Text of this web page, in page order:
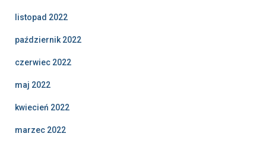
listopad 2022
październik 2022
czerwiec 2022
maj 2022
kwiecień 2022
marzec 2022